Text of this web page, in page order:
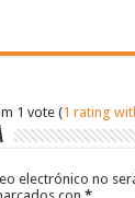
1 vote (1 rating
electrónico no